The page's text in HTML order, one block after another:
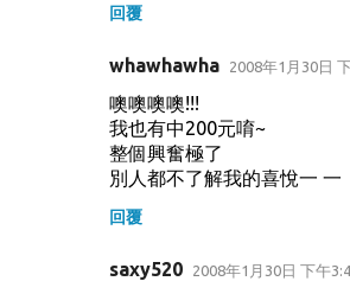
回覆
whawhawha 2008年1月30日
噢噢噢噢!!!
我也有中200元唷~
整個興奮極了
別人都不了解我的喜悅一 一
回覆
saxy520 2008年1月30日 下午